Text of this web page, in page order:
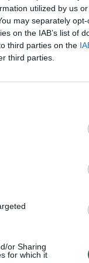
utilized by us
may separately
on the IAB’s list of
third parties on the
third parties.
or Sharing
for which it
Visi įrašai